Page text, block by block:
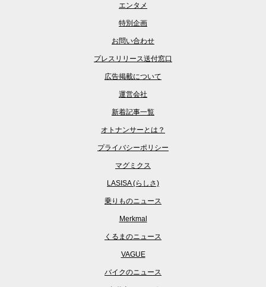
エンタメ
特別企画
お問い合わせ
プレスリリース送付窓口
広告掲載について
運営会社
新着記事一覧
オトナンサーとは？
プライバシーポリシー
マグミクス
LASISA (らしさ)
乗りものニュース
Merkmal
くるまのニュース
VAGUE
バイクのニュース